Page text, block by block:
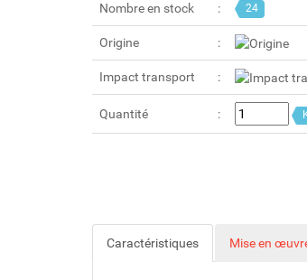
Nombre en stock 24
Origine
Impact transport
Quantité
Caractéristiques Mise en